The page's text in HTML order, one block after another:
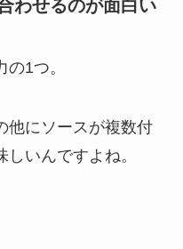
わせるのが面白い
1つ。
他にソースが複数付
いんですよね。